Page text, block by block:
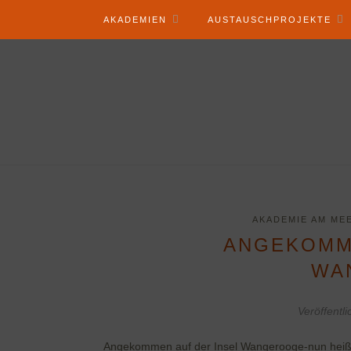
AKADEMIEN AUSTAUSCHPROJEKTE
AKADEMIE AM
Angekommen auf der Insel Wangerooge-nun